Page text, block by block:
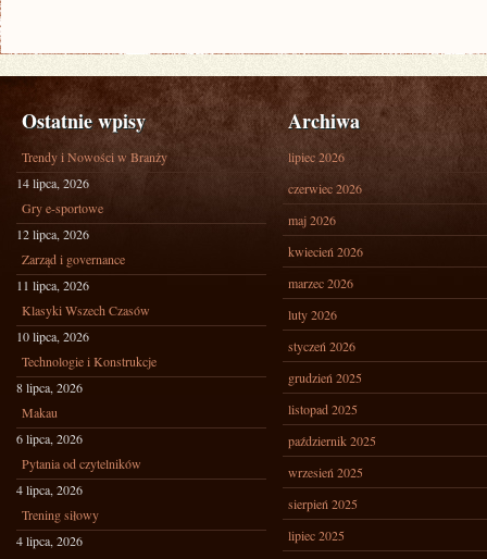
Ostatnie wpisy
Trendy i Nowości w Branży
14 lipca, 2026
Gry e-sportowe
12 lipca, 2026
Zarząd i governance
11 lipca, 2026
Klasyki Wszech Czasów
10 lipca, 2026
Technologie i Konstrukcje
8 lipca, 2026
Makau
6 lipca, 2026
Pytania od czytelników
4 lipca, 2026
Trening siłowy
4 lipca, 2026
Archiwa
lipiec 2026
czerwiec 2026
maj 2026
kwiecień 2026
marzec 2026
luty 2026
styczeń 2026
grudzień 2025
listopad 2025
październik 2025
wrzesień 2025
sierpień 2025
lipiec 2025